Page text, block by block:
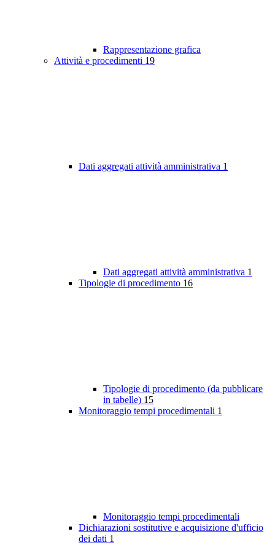
Rappresentazione grafica
Attività e procedimenti 19
Dati aggregati attività amministrativa 1
Dati aggregati attività amministrativa 1
Tipologie di procedimento 16
Tipologie di procedimento (da pubblicare
in tabelle) 15
Monitoraggio tempi procedimentali 1
Monitoraggio tempi procedimentali
Dichiarazioni sostitutive e acquisizione d'ufficio
dei dati 1